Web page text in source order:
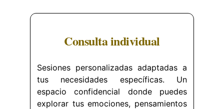
Consulta individual
Sesiones personalizadas adaptadas a
tus necesidades específicas. Un
espacio confidencial donde puedes
explorar tus emociones, pensamientos